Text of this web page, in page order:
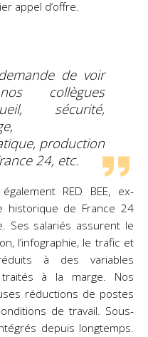
appel d’offre.
de voir
collègues
sécurité,
production
24, etc.
RED BEE, ex-
historique de France 24
Ses salariés assurent le
l’infographie, le trafic et
à des variables
traités à la marge. Nos
réductions de postes
de travail. Sous-
depuis longtemps.